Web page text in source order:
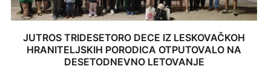
JUTROS TRIDESETORO DECE IZ LESKOVAČKOH
HRANITELJSKIH PORODICA OTPUTOVALO NA
DESETODNEVNO LETOVANJE